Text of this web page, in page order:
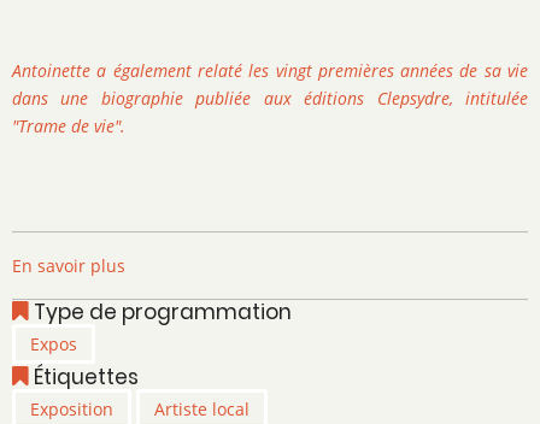
Antoinette a également relaté les vingt premières années de sa vie
dans une biographie publiée aux éditions Clepsydre, intitulée
"Trame de vie".
En savoir plus
Antoinette
Mucci
Art
Dentelle
Type de programmation
Expos
Étiquettes
Exposition Artiste local